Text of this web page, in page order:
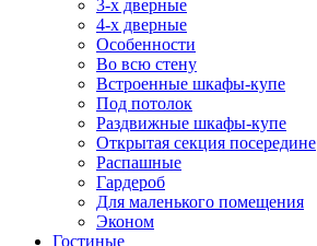
3-х дверные
4-х дверные
Особенности
Во всю стену
Встроенные шкафы-купе
Под потолок
Раздвижные шкафы-купе
Открытая секция посередине
Распашные
Гардероб
Для маленького помещения
Эконом
Гостиные